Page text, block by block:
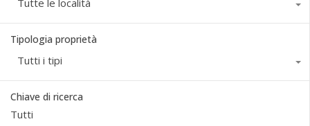
Tipologia proprietà
Tutti i tipi
Chiave di ricerca